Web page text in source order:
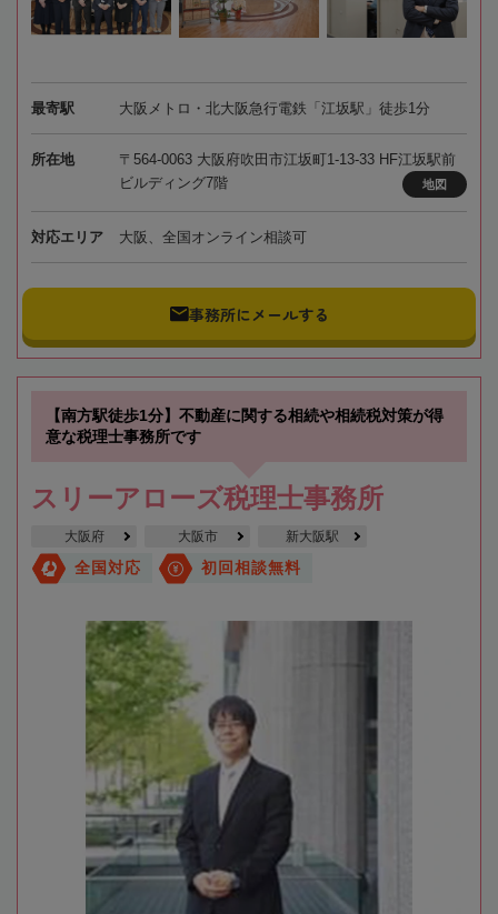
最寄駅 大阪メトロ・北大阪急行電鉄「江坂駅」徒歩1分
所在地
〒564-0063 大阪府吹田市江坂町1-13-33 HF江坂駅前
ビルディング7階
地図
対応エリア 大阪、全国オンライン相談可
事務所にメールする
【南方駅徒歩1分】不動産に関する相続や相続税対策が得
意な税理士事務所です
スリーアローズ税理士事務所
大阪府 大阪市 新大阪駅
全国対応 初回相談無料